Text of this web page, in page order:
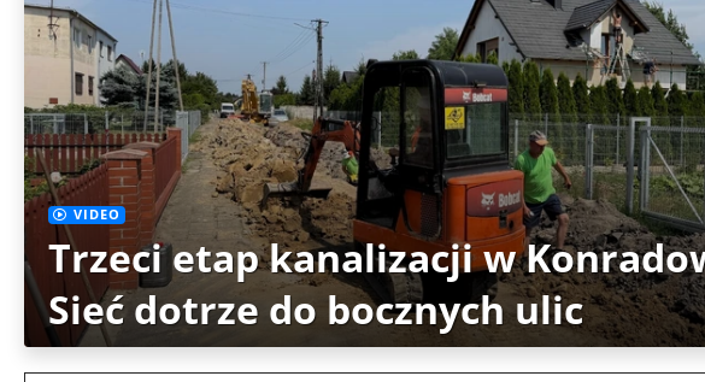
VIDEO
Trzeci etap kanalizacji w
Sieć dotrze do bocznych ulic